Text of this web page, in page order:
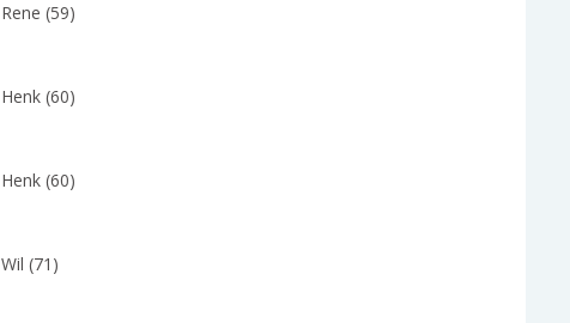
Rene (59)
Henk (60)
Henk (60)
Wil (71)